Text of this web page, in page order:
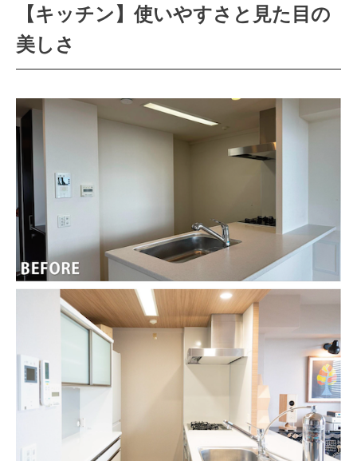
【キッチン】使いやすさと見た目の
美しさ